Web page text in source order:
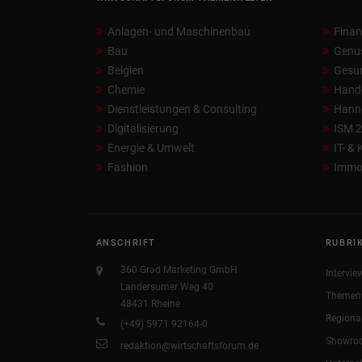
Anlagen- und Maschinenbau
Bau
Belgien
Chemie
Dienstleistungen & Consulting
Digitalisierung
Energie & Umwelt
Fashion
ISM
IT- &
ANSCHRIFT
360 Grad Marketing GmbH
Landersumer Weg 40
48431 Rheine
(+49) 5971 92164-0
redaktion@wirtschaftsforum.de
Regional